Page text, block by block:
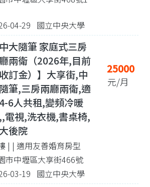
04-29 國立中央大學
中大隨筆 家庭式三房
兩衛（2026年,目前
訂金）】大享街,中
筆,三房兩廳兩衛,適
6人共租,變頻冷暖
電視,洗衣機,書桌椅,
後院
| | 適用友善婚育房型
市中壢區大享街466號
03-19 國立中央大學
25000
元/月